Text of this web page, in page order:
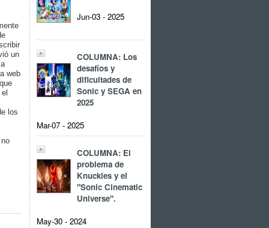
un
web
los
Jun-03 - 2025
COLUMNA: Los
desafíos y
dificultades de
Sonic y SEGA en
2025
Mar-07 - 2025
COLUMNA: El
problema de
Knuckles y el
"Sonic Cinematic
Universe".
May-30 - 2024